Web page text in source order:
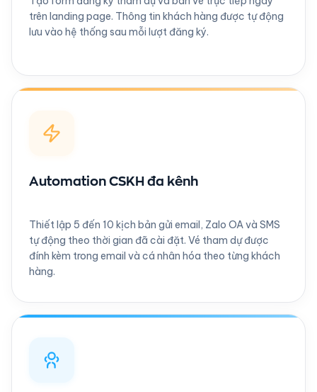
trên landing page. Thông tin khách hàng được tự động
lưu vào hệ thống sau mỗi lượt đăng ký.
Automation CSKH đa kênh
Thiết lập 5 đến 10 kịch bản gửi email, Zalo OA và SMS
tự động theo thời gian đã cài đặt. Vé tham dự được
đính kèm trong email và cá nhân hóa theo từng khách
hàng.